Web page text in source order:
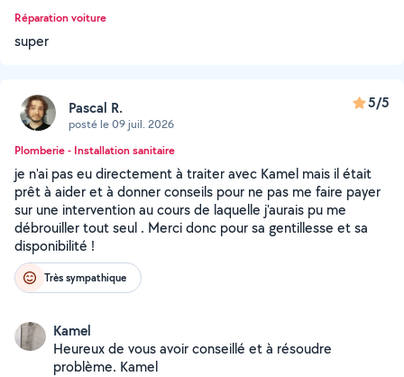
Réparation voiture
super
Pascal R.
posté le 09 juil. 2026
5/5
Plomberie - Installation sanitaire
je n'ai pas eu directement à traiter avec Kamel mais il était
prêt à aider et à donner conseils pour ne pas me faire payer
sur une intervention au cours de laquelle j'aurais pu me
débrouiller tout seul . Merci donc pour sa gentillesse et sa
disponibilité !
Très sympathique
Kamel
Heureux de vous avoir conseillé et à résoudre
problème. Kamel